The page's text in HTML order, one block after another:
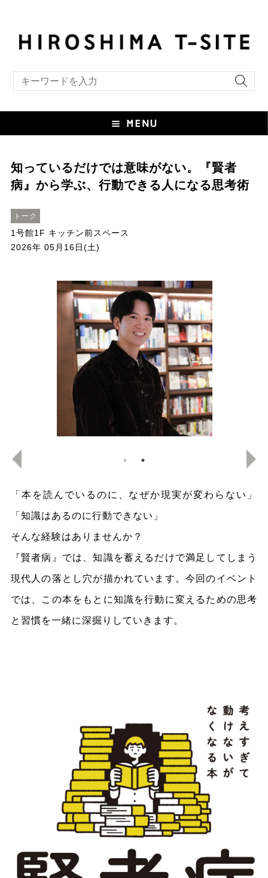
知っているだけでは意味がない。『賢者
病』から学ぶ、行動できる人になる思考術
トーク
1号館1F キッチン前スペース
2026年 05月16日(土)
「本を読んでいるのに、なぜか現実が変わらない」
「知識はあるのに行動できない」
そんな経験はありませんか？
『賢者病』では、知識を蓄えるだけで満足してしまう
現代人の落とし穴が描かれています。今回のイベント
では、この本をもとに知識を行動に変えるための思考
と習慣を一緒に深掘りしていきます。